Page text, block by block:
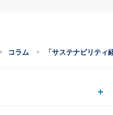
コラム 「サステナビリテ